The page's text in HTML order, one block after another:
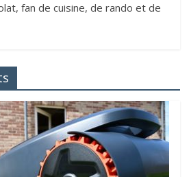
fan de cuisine, de rando et de